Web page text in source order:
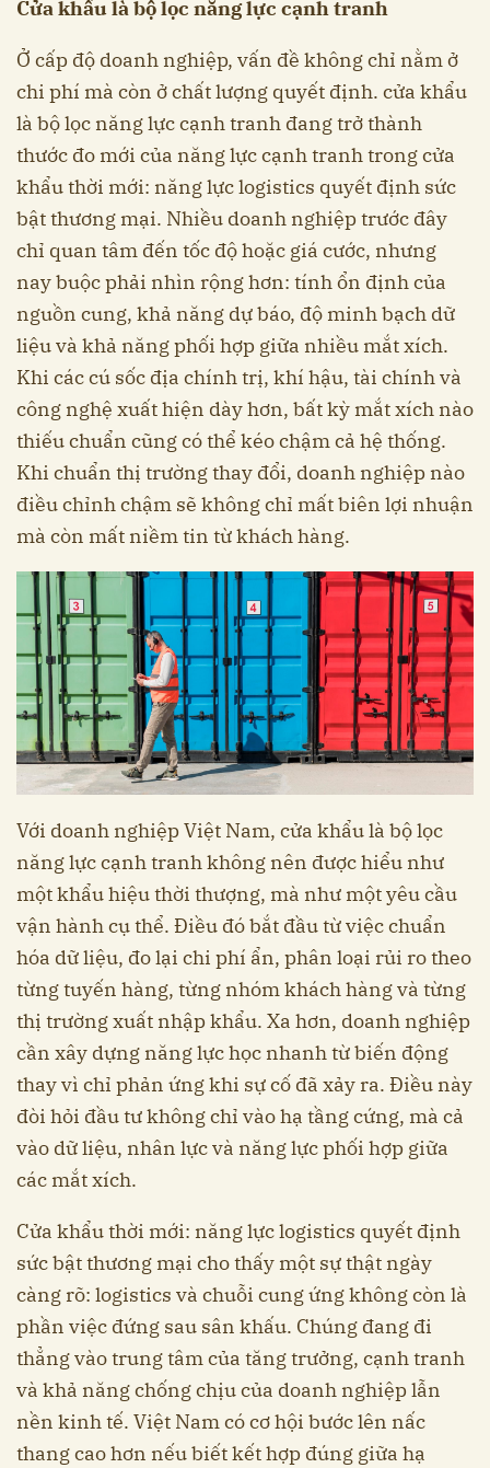
Cửa khẩu là bộ lọc năng lực cạnh tranh
Ở cấp độ doanh nghiệp, vấn đề không chỉ nằm ở
chi phí mà còn ở chất lượng quyết định. cửa khẩu
là bộ lọc năng lực cạnh tranh đang trở thành
thước đo mới của năng lực cạnh tranh trong cửa
khẩu thời mới: năng lực logistics quyết định sức
bật thương mại. Nhiều doanh nghiệp trước đây
chỉ quan tâm đến tốc độ hoặc giá cước, nhưng
nay buộc phải nhìn rộng hơn: tính ổn định của
nguồn cung, khả năng dự báo, độ minh bạch dữ
liệu và khả năng phối hợp giữa nhiều mắt xích.
Khi các cú sốc địa chính trị, khí hậu, tài chính và
công nghệ xuất hiện dày hơn, bất kỳ mắt xích nào
thiếu chuẩn cũng có thể kéo chậm cả hệ thống.
Khi chuẩn thị trường thay đổi, doanh nghiệp nào
điều chỉnh chậm sẽ không chỉ mất biên lợi nhuận
mà còn mất niềm tin từ khách hàng.
Với doanh nghiệp Việt Nam, cửa khẩu là bộ lọc
năng lực cạnh tranh không nên được hiểu như
một khẩu hiệu thời thượng, mà như một yêu cầu
vận hành cụ thể. Điều đó bắt đầu từ việc chuẩn
hóa dữ liệu, đo lại chi phí ẩn, phân loại rủi ro theo
từng tuyến hàng, từng nhóm khách hàng và từng
thị trường xuất nhập khẩu. Xa hơn, doanh nghiệp
cần xây dựng năng lực học nhanh từ biến động
thay vì chỉ phản ứng khi sự cố đã xảy ra. Điều này
đòi hỏi đầu tư không chỉ vào hạ tầng cứng, mà cả
vào dữ liệu, nhân lực và năng lực phối hợp giữa
các mắt xích.
Cửa khẩu thời mới: năng lực logistics quyết định
sức bật thương mại cho thấy một sự thật ngày
càng rõ: logistics và chuỗi cung ứng không còn là
phần việc đứng sau sân khấu. Chúng đang đi
thẳng vào trung tâm của tăng trưởng, cạnh tranh
và khả năng chống chịu của doanh nghiệp lẫn
nền kinh tế. Việt Nam có cơ hội bước lên nấc
thang cao hơn nếu biết kết hợp đúng giữa hạ